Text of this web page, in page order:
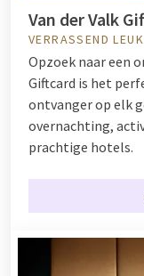
Van der Valk
VERRASSEND
Opzoek naar een
Giftcard is het
ontvanger op elk
overnachting,
prachtige hotels.